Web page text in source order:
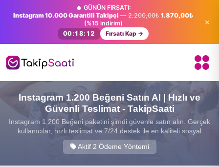
🔥 GÜNÜN FIRSATI:
Instagram 10.000 Garantili Takipçi —2.200,00₺ 1.870,00₺
(%15 indirim)
00:18:11
Fırsatı Kap →
×
Instagram 1.200 Beğeni Satın Al | Hızlı ve
Güvenli Teslimat - TakipSaati
Instagram 1.200 Beğeni paketini şimdi güvenle satın alın. Gerçek
kullanıcılar, hızlı teslimat ve 7/24 destek ile en kaliteli sosyal
medya hizmetini sunuyoruz.
Aktif 2 Ödeme Yöntemi